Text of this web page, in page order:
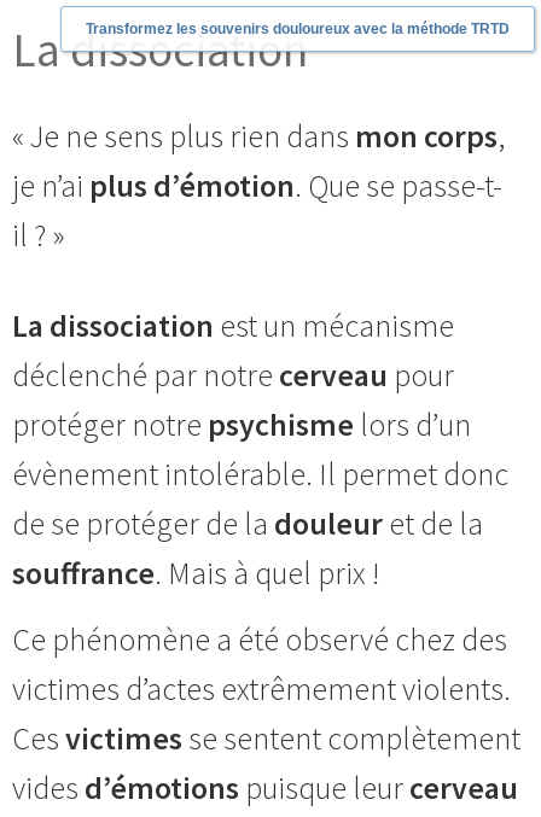
La dissociation
« Je ne sens plus rien dans mon corps,
je n’ai plus d’émotion. Que se passe-t-
il ? »
La dissociation est un mécanisme
déclenché par notre cerveau pour
protéger notre psychisme lors d’un
évènement intolérable. Il permet donc
de se protéger de la douleuret de la
souffrance. Mais à quel prix !
Ce phénomène a été observé chez des
victimes d’actes extrêmement violents.
Cesvictimes se sentent complètement
vides d’émotions puisque leurcerveau
Transformez les souvenirs douloureux avec la méthode TRTD